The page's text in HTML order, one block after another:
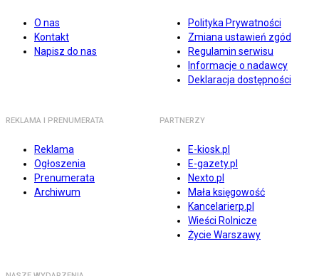
O nas
Kontakt
Napisz do nas
Polityka Prywatności
Zmiana ustawień zgód
Regulamin serwisu
Informacje o nadawcy
Deklaracja dostępności
REKLAMA I PRENUMERATA
Reklama
Ogłoszenia
Prenumerata
Archiwum
PARTNERZY
E-kiosk.pl
E-gazety.pl
Nexto.pl
Mała księgowość
Kancelarierp.pl
Wieści Rolnicze
Życie Warszawy